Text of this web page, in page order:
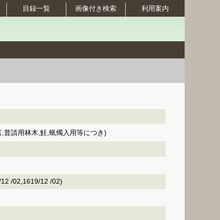
利用案内
画像付き検索
目録一覧
普請用林木,鮭,蝋燭入用等につき)
/02,1619/12 /02)